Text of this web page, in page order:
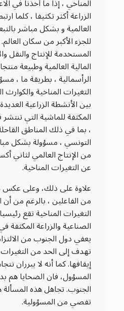
الزراعة أكثر تكثيفا ، كلما
العالمية و بشكل مباشر
للجزء الأكبر من سكان
المستخدمة للإنتاج والنقل
المالية العالمية وطبيعة
الرأسمالية ، بطريقة ما ،
التغيرات المناخية والكوارث
بين الأنشطة الزراعية
المكثفة للماشية التي
، بما في ذلك المناطق
من الإنتاج العالمي لثاني
عن التغيرات المناخية.
علاوة على ذلك، وعلى عكس
من الفاعلين ، بالرغم من
التغيرات المناخية تقع
الصناعية والزراعة
يعفي دول الجنوب من
تهدف إلى الحد من
إيقافها. كما أنه لا يبرران
المسؤول، فان الضحايا هم
الجنوب. تجاهل هذه
تفصي من المسؤولية.